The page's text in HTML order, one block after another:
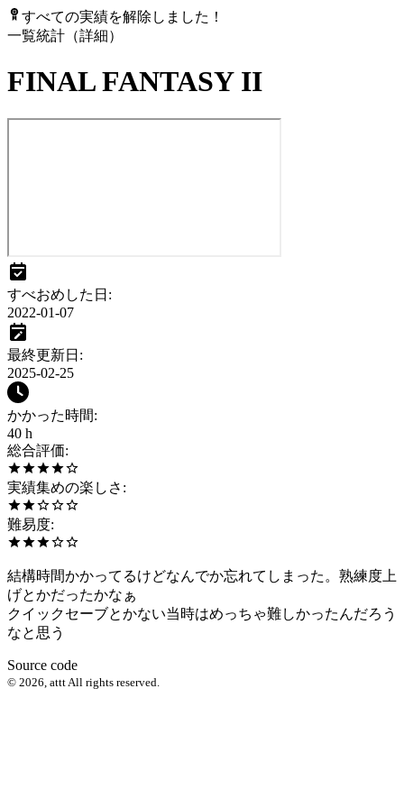
すべての実績を解除しました！
一覧統計（詳細）
FINAL FANTASY II
すべおめした日 :
2022-01-07
最終更新日 :
2025-02-25
かかった時間:
40 h
総合評価:
実績集めの楽しさ :
難易度:
結構時間かかってるけどなんでか忘れてしまった。熟練度上
げとかだったかなぁ
クイックセーブとかない当時はめっちゃ難しかったんだろう
なと思う
Source code
© 2026 attt All rights reserved.